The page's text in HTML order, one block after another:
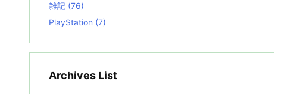
雑記 (76)
PlayStation (7)
Archives List